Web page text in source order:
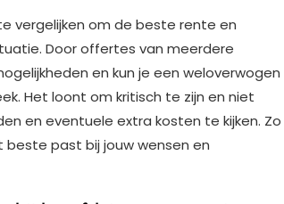
vergelijken om de beste rente en
Door offertes van meerdere
en kun je een weloverwogen
Het loont om kritisch te zijn en niet
en eventuele extra kosten te kijken. Zo
past bij jouw wensen en